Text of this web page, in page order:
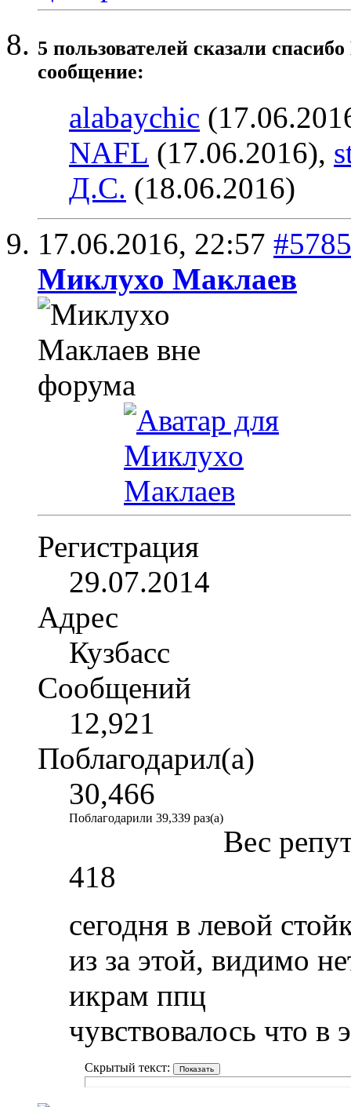
5 пользователей сказали
сообщение:
alabaychic
NAFL (17.06.2016),
Д.С. (18.06.2016)
17.06.2016, 22:57 #5785
Миклухо Маклаев
Регистрация
29.07.2014
Адрес
Кузбасс
Сообщений
12,921
Поблагодарил(а)
30,466
Поблагодарили 39,339 раз(а)
Вес
418
сегодня в левой
из за этой, видимо
икрам ппц
чувствовалось что в
Скрытый текст: